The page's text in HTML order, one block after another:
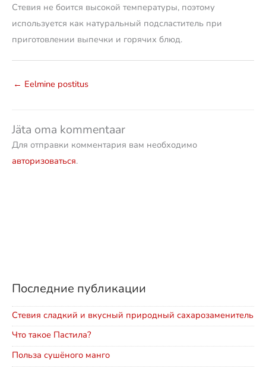
Стевия не боится высокой температуры, поэтому
используется как натуральный подсластитель при
приготовлении выпечки и горячих блюд.
← Eelmine postitus
Jäta oma kommentaar
Для отправки комментария вам необходимо
авторизоваться.
Последние публикации
Стевия сладкий и вкусный природный сахарозаменитель
Что такое Пастила?
Польза сушёного манго